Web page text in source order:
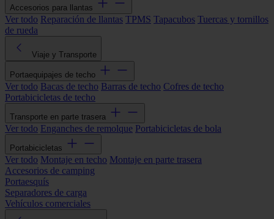
Accesorios para llantas
Ver todo Reparación de llantas TPMS Tapacubos Tuercas y tornillos
de rueda
Viaje y Transporte
Portaequipajes de techo
Ver todo Bacas de techo Barras de techo Cofres de techo
Portabicicletas de techo
Transporte en parte trasera
Ver todo Enganches de remolque Portabicicletas de bola
Portabicicletas
Ver todo Montaje en techo Montaje en parte trasera
Accesorios de camping
Portaesquís
Separadores de carga
Vehículos comerciales